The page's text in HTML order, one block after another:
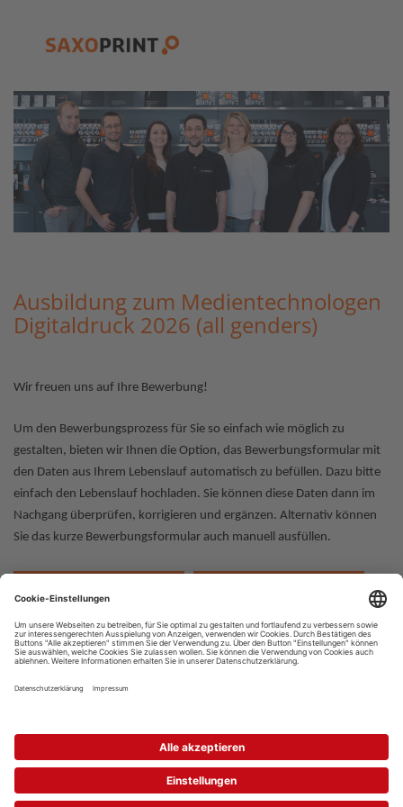
Ausbildung zum Medientechnologen
Digitaldruck 2026 (all genders)
Wir freuen uns auf Ihre Bewerbung!
Um den Bewerbungsprozess für Sie so einfach wie möglich zu
gestalten, bieten wir Ihnen die Option, das Bewerbungsformular mit
den Daten aus Ihrem Lebenslauf automatisch zu befüllen. Dazu bitte
einfach den Lebenslauf hochladen. Sie können diese Daten dann im
Nachgang überprüfen, korrigieren und ergänzen. Alternativ können
Sie das kurze Bewerbungsformular auch manuell ausfüllen.
Bewerbungsformular
ausfüllen
Lebenslauf
hochladen